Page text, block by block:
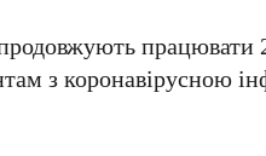
працювати
з коронавірусною